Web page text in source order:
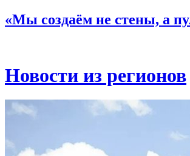
«Мы создаём не стены, а
Новости из регионов